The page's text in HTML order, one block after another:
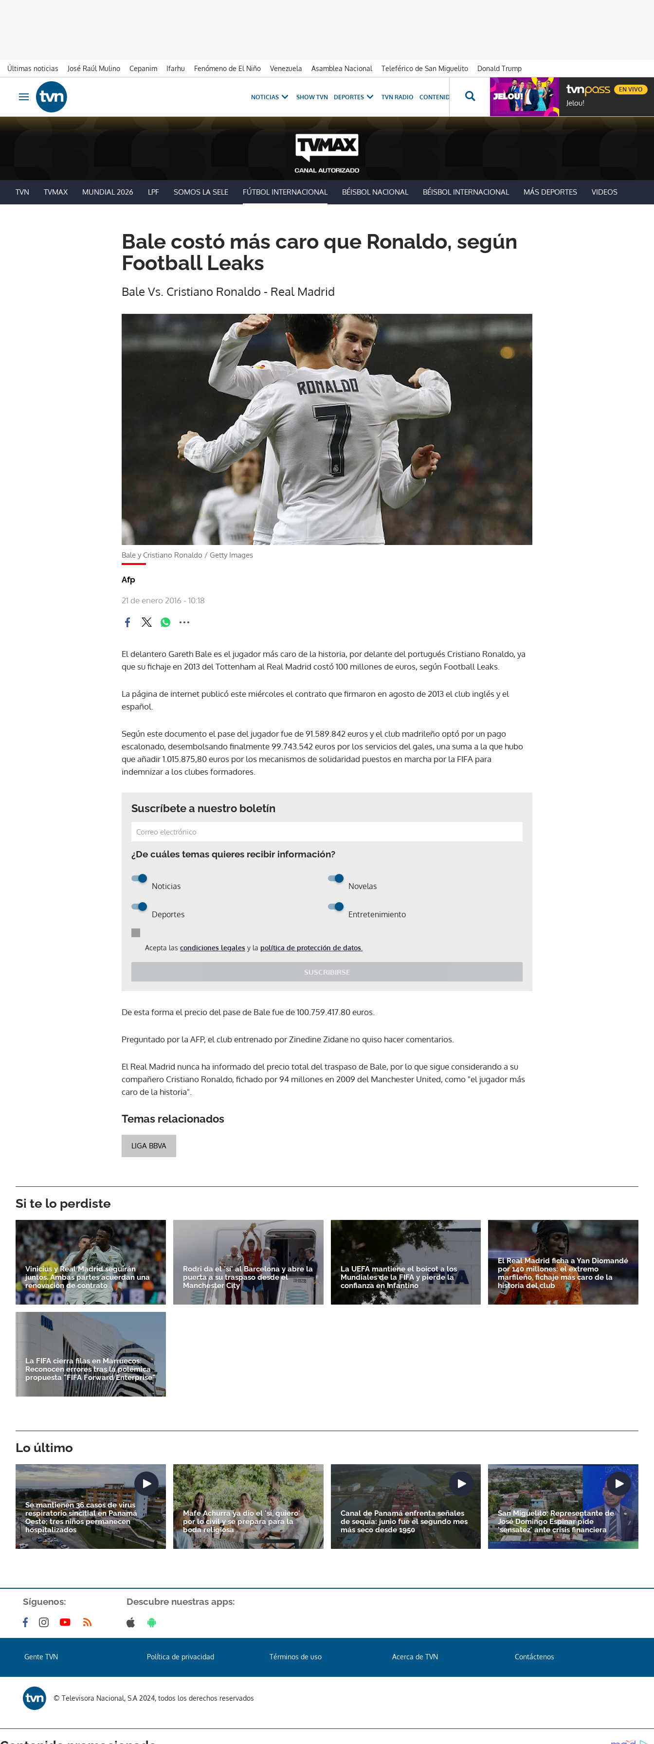
Últimas noticias José Raúl Mulino Cepanim Ifarhu Fenómeno de El Niño Venezuela Asamblea Nacional Teleférico de San Miguelito
Donald Trump
Ir al contenido
Obrir navegació
NOTICIAS SHOW TVN DEPORTES TVN RADIO CONTENIDOS ESPECIALES NOVELAS PROGRAMAS GENTE TVN
Jelou!
EN VIVO
TVN TVMAX MUNDIAL 2026 LPF SOMOS LA SELE FÚTBOL INTERNACIONAL BÉISBOL NACIONAL BÉISBOL INTERNACIONAL MÁS DEPORTES VIDEOS
Bale costó más caro que Ronaldo, según
Football Leaks
Bale Vs. Cristiano Ronaldo - Real Madrid
Bale y Cristiano Ronaldo / Getty Images
Afp
21 de enero 2016 - 10:18
El delantero Gareth Bale es el jugador más caro de la historia, por delante del portugués Cristiano Ronaldo, ya
que su fichaje en 2013 del Tottenham al Real Madrid costó 100 millones de euros, según Football Leaks.
La página de internet publicó este miércoles el contrato que firmaron en agosto de 2013 el club inglés y el
español.
Según este documento el pase del jugador fue de 91.589.842 euros y el club madrileño optó por un pago
escalonado, desembolsando finalmente 99.743.542 euros por los servicios del gales, una suma a la que hubo
que añadir 1.015.875,80 euros por los mecanismos de solidaridad puestos en marcha por la FIFA para
indemnizar a los clubes formadores.
Suscríbete a nuestro boletín
¿De cuáles temas quieres recibir información?
Noticias Novelas
Deportes Entretenimiento
Acepta las condiciones legales y la política de protección de datos.
SUSCRIBIRSE
Gracias por suscribirte a nuestro boletín.
De esta forma el precio del pase de Bale fue de 100.759.417.80 euros.
Preguntado por la AFP, el club entrenado por Zinedine Zidane no quiso hacer comentarios.
El Real Madrid nunca ha informado del precio total del traspaso de Bale, por lo que sigue considerando a su
compañero Cristiano Ronaldo, fichado por 94 millones en 2009 del Manchester United, como "el jugador más
caro de la historia".
Temas relacionados
LIGA BBVA
Si te lo perdiste
Vinicius y Real Madrid seguirán
juntos. Ambas partes acuerdan una
renovación de contrato
Rodri da el 'sí' al Barcelona y abre la
puerta a su traspaso desde el
Manchester City
La UEFA mantiene el boicot a los
Mundiales de la FIFA y pierde la
confianza en Infantino
El Real Madrid ficha a Yan Diomandé
por 140 millones: el extremo
marfileño, fichaje más caro de la
historia del club
La FIFA cierra filas en Marruecos:
Reconocen errores tras la polémica
propuesta "FIFA Forward Enterprise"
Lo último
Se mantienen 36 casos de virus
respiratorio sincitial en Panamá
Oeste; tres niños permanecen
hospitalizados
Mafe Achurra ya dio el 'sí, quiero'
por lo civil y se prepara para la
boda religiosa
Canal de Panamá enfrenta señales
de sequía: junio fue el segundo mes
más seco desde 1950
San Miguelito: Representante de
José Domingo Espinar pide
'sensatez' ante crisis financiera
Síguenos: Descubre nuestras apps:
Gente TVN Política de privacidad Términos de uso Acerca de TVN Contáctenos
© Televisora Nacional, S.A 2024, todos los derechos reservados